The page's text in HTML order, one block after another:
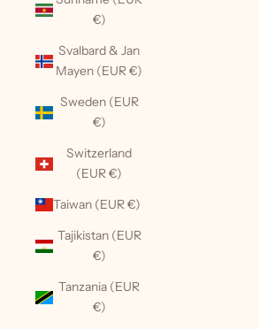
€)
Svalbard & Jan
Mayen (EUR €)
Sweden (EUR
€)
Switzerland
(EUR €)
Taiwan (EUR €)
Tajikistan (EUR
€)
Tanzania (EUR
€)